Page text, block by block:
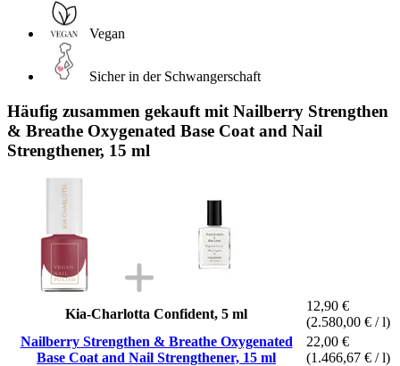
Vegan
Sicher in der Schwangerschaft
Häufig zusammen gekauft mit Nailberry Strengthen
& Breathe Oxygenated Base Coat and Nail
Strengthener, 15 ml
Kia-Charlotta Confident, 5 ml
12,90 €
(2.580,00 € / l)
Nailberry Strengthen & Breathe Oxygenated
Base Coat and Nail Strengthener, 15 ml
22,00 €
(1.466,67 € / l)